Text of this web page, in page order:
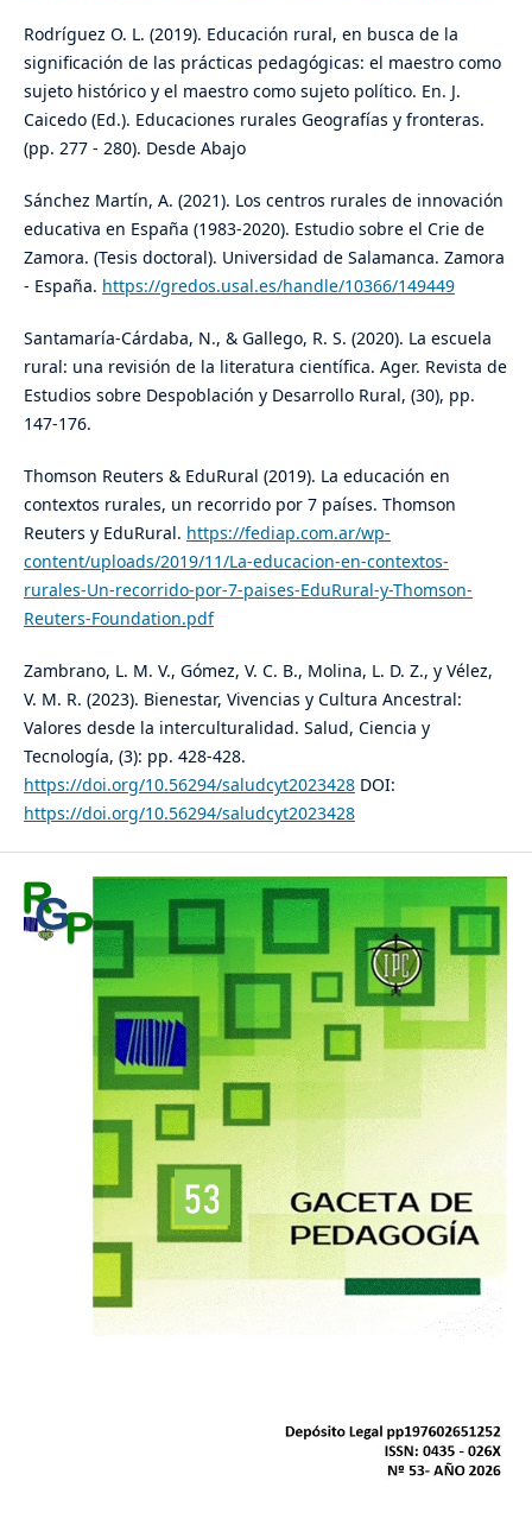
Rodríguez O. L. (2019). Educación rural, en busca de la
significación de las prácticas pedagógicas: el maestro como
sujeto histórico y el maestro como sujeto político. En. J.
Caicedo (Ed.). Educaciones rurales Geografías y fronteras.
(pp. 277 - 280). Desde Abajo
Sánchez Martín, A. (2021). Los centros rurales de innovación
educativa en España (1983-2020). Estudio sobre el Crie de
Zamora. (Tesis doctoral). Universidad de Salamanca. Zamora
- España. https://gredos.usal.es/handle/10366/149449
Santamaría-Cárdaba, N., & Gallego, R. S. (2020). La escuela
rural: una revisión de la literatura científica. Ager. Revista de
Estudios sobre Despoblación y Desarrollo Rural, (30), pp.
147-176.
Thomson Reuters & EduRural (2019). La educación en
contextos rurales, un recorrido por 7 países. Thomson
Reuters y EduRural. https://fediap.com.ar/wp-
content/uploads/2019/11/La-educacion-en-contextos-
rurales-Un-recorrido-por-7-paises-EduRural-y-Thomson-
Reuters-Foundation.pdf
Zambrano, L. M. V., Gómez, V. C. B., Molina, L. D. Z., y Vélez,
V. M. R. (2023). Bienestar, Vivencias y Cultura Ancestral:
Valores desde la interculturalidad. Salud, Ciencia y
Tecnología, (3): pp. 428-428.
https://doi.org/10.56294/saludcyt2023428DOI:
https://doi.org/10.56294/saludcyt2023428